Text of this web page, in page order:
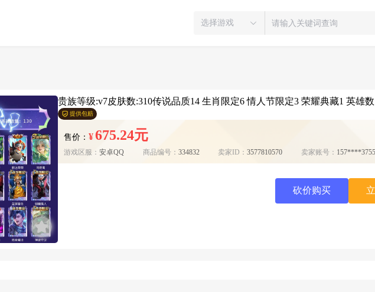
选择游戏
贵族等级:v7皮肤数:310传说品质14 生肖限定6 情人节限定3 荣耀典藏1 英雄数
提供包赔
售价： ¥675.24元
游戏区服： 安卓QQ 商品编号： 334832 卖家ID： 3577810570 卖家账号： 157****3755
砍价购买